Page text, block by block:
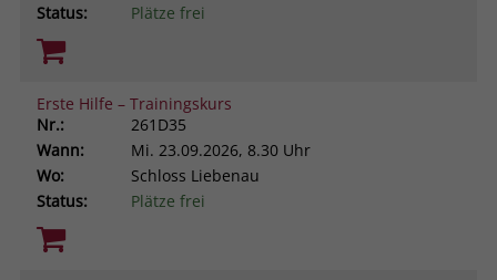
Status:
Plätze frei
Erste Hilfe – Trainingskurs
Nr.:
261D35
Wann:
Mi. 23.09.2026, 8.30 Uhr
Wo:
Schloss Liebenau
Status:
Plätze frei